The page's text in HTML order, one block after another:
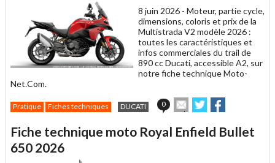
8 juin 2026 - Moteur, partie cycle,
dimensions, coloris et prix de la
Multistrada V2 modèle 2026 :
toutes les caractéristiques et
infos commerciales du trail de
890 cc Ducati, accessible A2, sur
notre fiche technique Moto-
Net.Com.
Pratique Fiches techniques DUCATI 0
Envoyer
cet
à
Partager
sur sur
Fiche technique moto Royal Enfield Bullet
650 2026